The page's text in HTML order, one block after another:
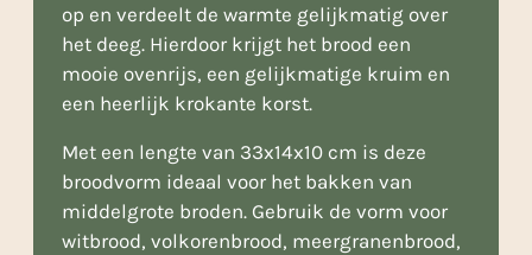
op en verdeelt de warmte gelijkmatig over
het deeg. Hierdoor krijgt het brood een
mooie ovenrijs, een gelijkmatige kruim en
een heerlijk krokante korst.
Met een lengte van 33x14x10 cm is deze
broodvorm ideaal voor het bakken van
middelgrote broden. Gebruik de vorm voor
witbrood, volkorenbrood, meergranenbrood,